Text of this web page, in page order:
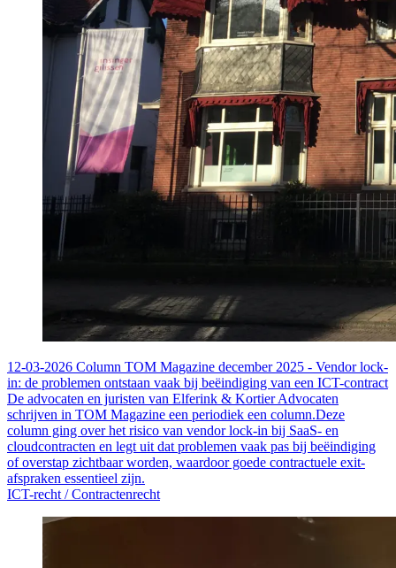
12-03-2026 Column TOM Magazine december 2025 - Vendor lock-
in: de problemen ontstaan vaak bij beëindiging van een ICT-contract
De advocaten en juristen van Elferink & Kortier Advocaten
schrijven in TOM Magazine een periodiek een column.Deze
column ging over het risico van vendor lock-in bij SaaS- en
cloudcontracten en legt uit dat problemen vaak pas bij beëindiging
of overstap zichtbaar worden, waardoor goede contractuele exit-
afspraken essentieel zijn.
ICT-recht /Contractenrecht